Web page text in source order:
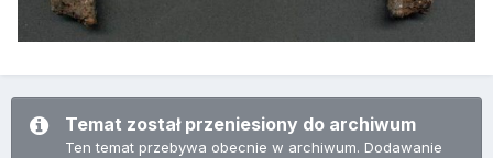
Temat został przeniesiony do archiwum
Ten temat przebywa obecnie w archiwum. Dodawanie